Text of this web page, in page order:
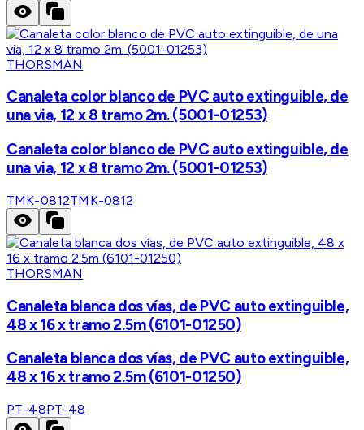
THORSMAN
Canaleta color blanco de PVC auto extinguible, de
una via, 12 x 8 tramo 2m. (5001-01253)
Canaleta color blanco de PVC auto extinguible, de
una via, 12 x 8 tramo 2m. (5001-01253)
TMK-0812TMK-0812
THORSMAN
Canaleta blanca dos vías, de PVC auto extinguible,
48 x 16 x tramo 2.5m (6101-01250)
Canaleta blanca dos vías, de PVC auto extinguible,
48 x 16 x tramo 2.5m (6101-01250)
PT-48PT-48